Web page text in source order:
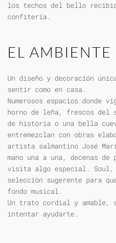
los techos del bello
confitería.
EL AMBIENTE
Un diseño y decoración
sentir como en casa.
Numerosos espacios donde
horno de leña, frescos
de historia o una bella
entremezclan con obras
artista salmantino José
mano una a una, decenas
visita algo especial. Soul,
selección sugerente para
fondo musical.
Un trato cordial y amable,
intentar ayudarte.